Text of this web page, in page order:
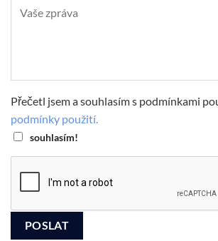
Přečetl jsem a souhlasím s podmínkami
podmínky použití.
souhlasím!